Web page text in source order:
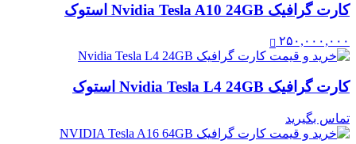
کارت گرافیک Nvidia Tesla A10 24GB استوک
۲۵۰,۰۰۰,۰۰۰
کارت گرافیک Nvidia Tesla L4 24GB استوک
تماس بگیرید